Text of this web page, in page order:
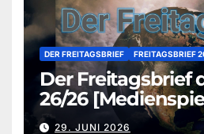
DER FREITAGSBRIEF FREITAGSBRIEF
Der Freitagsbrief
26/26
aufklaerung-
29. JUNI 2026